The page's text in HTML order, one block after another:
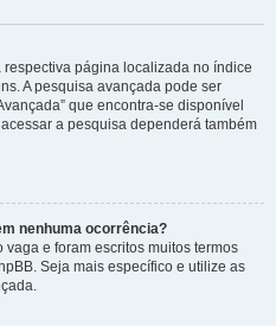
página localizada no índice
A pesquisa avançada pode ser
que encontra-se disponível
a pesquisa dependerá também
nenhuma ocorrência?
e foram escritos muitos termos
Seja mais específico e utilize as